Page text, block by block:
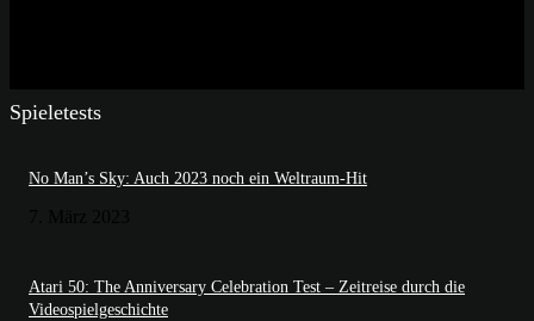
Spieletests
No Man’s Sky: Auch 2023 noch ein Weltraum-Hit
Atari 50: The Anniversary Celebration Test – Zeitreise durch die
Videospielgeschichte